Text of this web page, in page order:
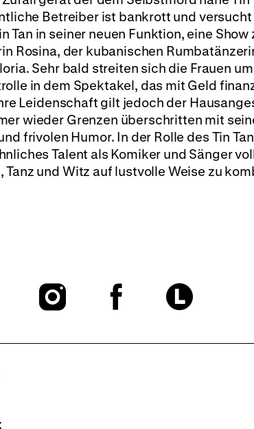
Betreiber ist bankrott und versucht
in seiner neuen Funktion, eine Show
Rosina, der kubanischen
Sehr bald streiten sich die Frauen
in dem Spektakel, das mit Geld
Leidenschaft gilt jedoch der
wieder Grenzen überschritten mit
frivolen Humor. In der Rolle des Tin
Talent als Komiker und Sänger
und Witz auf lustvolle Weise zu
To
To
To